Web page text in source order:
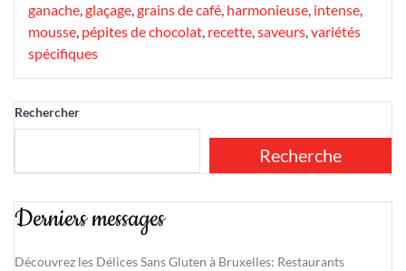
ganache,glaçage,grains de café, harmonieuse, intense,
mousse, pépites de chocolat, recette,saveurs,variétés
spécifiques
Rechercher
Recherche
Derniers messages
Découvrez les Délices Sans Gluten à Bruxelles: Restaurants